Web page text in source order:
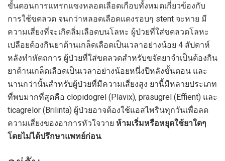
ขั้นตอนการแทรกแซงหลอดเลือดเกือบทั้งหมดเกี่ยวข้องกับ
การใช้ขดลวด จนกว่าหลอดเลือดแดงรอบๆ stent จะหาย มี
ความเสี่ยงที่จะเกิดลิ่มเลือดบนโลหะ ผู้ป่วยที่ใส่ขดลวดโลหะ
เปลือยต้องกินยาต้านเกล็ดเลือดเป็นเวลาอย่างน้อย 4 สัปดาห์
หลังทำหัตถการ ผู้ป่วยที่ใส่ขดลวดสำหรับขจัดยาจำเป็นต้องกิน
ยาต้านเกล็ดเลือดเป็นเวลาอย่างน้อยหนึ่งปีหลังขั้นตอน และ
นานกว่านั้นสำหรับผู้ป่วยที่มีความเสี่ยงสูง ยานี้มีหลายประเภท
ที่พบมากที่สุดคือ clopidogrel (Plavix), prasugrel (Effient) และ
ticagrelor (Brilinta) ผู้ป่วยอาจต้องใช้แอสไพรินทุกวันเพื่อลด
ความเสี่ยงของอาการหัวใจวาย ห้ามเริ่มหรือหยุดใช้ยาใดๆ
โดยไม่ได้ปรึกษาแพทย์ก่อน.